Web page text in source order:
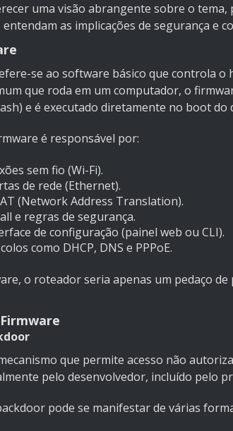
uma visão abrangente sobre o
as implicações de segurança e
se ao software básico que controla o
que roda em um computador, o
e é executado diretamente no boot do
é responsável por:
sem fio (Wi-Fi).
de rede (Ethernet).
(Network Address Translation).
e regras de segurança.
de configuração (painel web ou CLI).
como DHCP, DNS e PPPoE.
o roteador seria apenas um pedaço de
que permite acesso não
pelo desenvolvedor, incluído pelo
pode se manifestar de várias